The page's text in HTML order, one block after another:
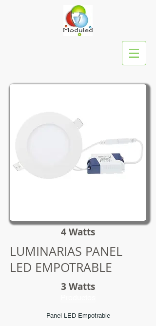
LUMINARIAS PANEL
LED EMPOTRABLE
Panel LED Empotrable
3 Watts
4Watts